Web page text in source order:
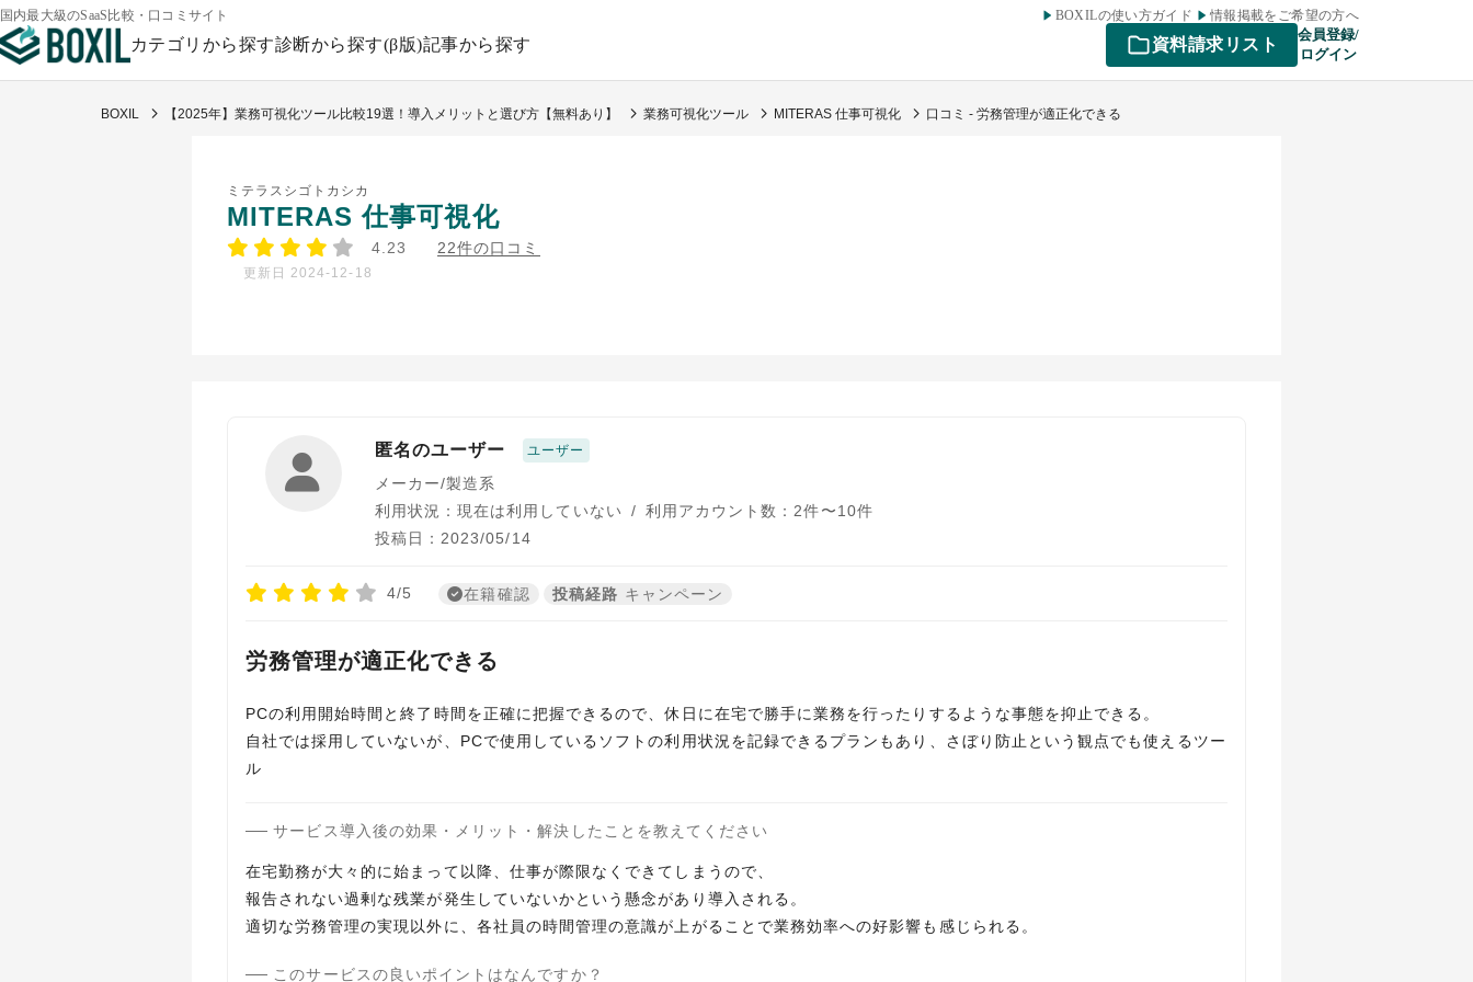
国内最大級のSaaS比較・口コミサイト BOXILの使い方ガイド 情報掲載をご希望の方へ
カテゴリから探す診断から探す(β版)記事から探す 資料請求リスト
会員登録/
ログイン
BOXIL 【2025年】業務可視化ツール比較19選！導入メリットと選び方【無料あり】 業務可視化ツール MITERAS 仕事可視化 口コミ - 労務管理が適正化できる
ミテラスシゴトカシカ
MITERAS 仕事可視化
4.23 22件の口コミ
更新日 2024-12-18
匿名のユーザー ユーザー
メーカー/製造系
利用状況：現在は利用していない
/ 利用アカウント数：2件〜10件
投稿日：2023/05/14
4/5 在籍確認 投稿経路 キャンペーン
労務管理が適正化できる
PCの利用開始時間と終了時間を正確に把握できるので、休日に在宅で勝手に業務を行ったりするような事態を抑止できる。
自社では採用していないが、PCで使用しているソフトの利用状況を記録できるプランもあり、さぼり防止という観点でも使えるツー
ル
サービス導入後の効果・メリット・解決したことを教えてください
在宅勤務が大々的に始まって以降、仕事が際限なくできてしまうので、
報告されない過剰な残業が発生していないかという懸念があり導入される。
適切な労務管理の実現以外に、各社員の時間管理の意識が上がることで業務効率への好影響も感じられる。
このサービスの良いポイントはなんですか？